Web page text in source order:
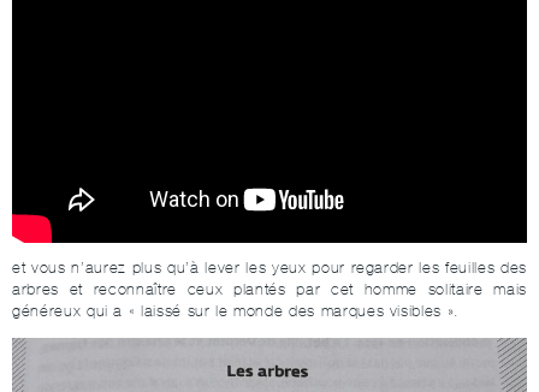
et vous n’aurez plus qu’à lever les yeux pour regarder les feuilles des
arbres et reconnaître ceux plantés par cet homme solitaire mais
généreux qui a « laissé sur le monde des marques visibles ».